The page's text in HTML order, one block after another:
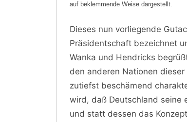
auf beklemmende Weise dargestellt.
Dieses nun vorliegende
Präsidentschaft bezeichnet
Wanka und Hendricks
den anderen Nationen
zutiefst beschämend
wird, daß Deutschland seine
und statt dessen das